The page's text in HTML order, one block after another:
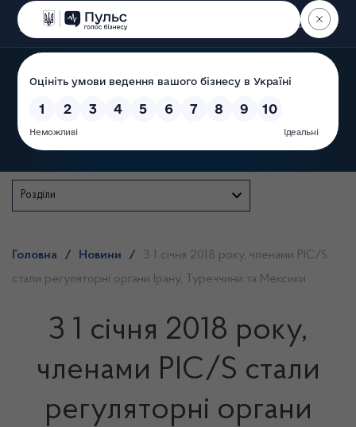
Пошук
Розділи
Головна / Новини /
З 1 січня 2018 року, членами PIC/S
стали регуляторні органи Ірану, Туреччини та Мексики
З 1 січня 2018 року,
членами PIC/S стали
регуляторні органи